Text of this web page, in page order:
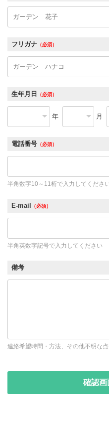
フリガナ （必須）
生年月日 （必須）
年 月
電話番号 （必須）
半角数字10～11桁で入力してくださ
E-mail （必須）
半角英数字記号で入力してください
備考
連絡希望時間・方法、その他不明な